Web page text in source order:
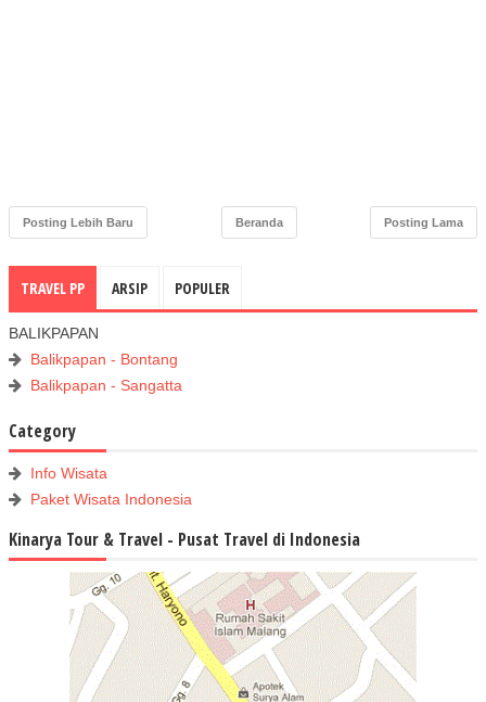
Posting Lebih Baru Posting Lama
Beranda
TRAVEL PP ARSIP POPULER
BALIKPAPAN
Balikpapan - Bontang
Balikpapan - Sangatta
Category
Info Wisata
Paket Wisata Indonesia
Kinarya Tour & Travel - Pusat Travel di Indonesia